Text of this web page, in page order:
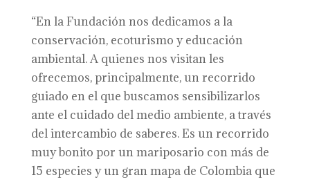
“En la Fundación nos dedicamos a la
conservación, ecoturismo y educación
ambiental. A quienes nos visitan les
ofrecemos, principalmente, un recorrido
guiado en el que buscamos sensibilizarlos
ante el cuidado del medio ambiente, a través
del intercambio de saberes. Es un recorrido
muy bonito por un mariposario con más de
15 especies y un gran mapa de Colombia que